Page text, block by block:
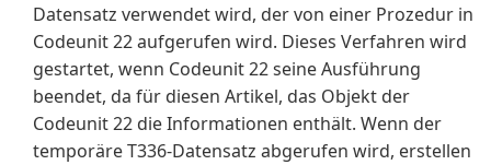
Datensatz verwendet wird, der von einer Prozedur in
Codeunit 22 aufgerufen wird. Dieses Verfahren wird
gestartet, wenn Codeunit 22 seine Ausführung
beendet, da für diesen Artikel, das Objekt der
Codeunit 22 die Informationen enthält. Wenn der
temporäre T336-Datensatz abgerufen wird, erstellen